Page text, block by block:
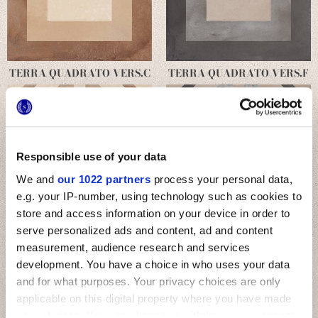
Responsible use of your data
We and our 1022 partners process your personal data,
e.g. your IP-number, using technology such as cookies to
store and access information on your device in order to
serve personalized ads and content, ad and content
measurement, audience research and services
development. You have a choice in who uses your data
and for what purposes. Your privacy choices are only
applicable on this digital property where you have made
your choices. You can change or withdraw your consent
TERRA QUADRATO VERS.C TERRA QUADRATO VERS.F
TERRA GEOMETRIA VERS.C TERRA GEOMETRIA VERS.F